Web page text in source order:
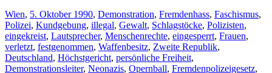
Wien, 5. Oktober 1990, Demonstration, Fremdenhass, Faschismus,
Polizei, Kundgebung, illegal, Gewalt, Schlagstöcke, Polizisten,
eingekreist, Lautsprecher, Menschenrechte, eingesperrt, Frauen,
verletzt, festgenommen, Waffenbesitz, Zweite Republik,
Deutschland, Höchstgericht, persönliche Freiheit,
Demonstrationsleiter, Neonazis, Opernball, Fremdenpolizeigesetz,